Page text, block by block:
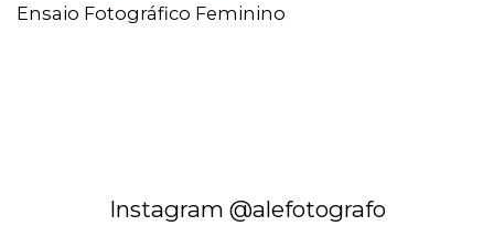
Ensaio Fotográfico Feminino
Instagram @alefotografo